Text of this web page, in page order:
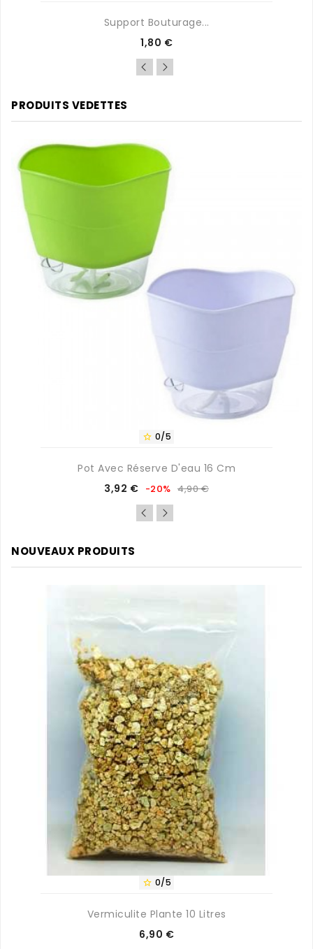
Support Bouturage...
Prix
1,80 €
PRODUITS VEDETTES
 0/5
Pot Avec Réserve D'eau 16 Cm
Prix
3,92 € Prix
de
base
-20% 4,90 €
NOUVEAUX PRODUITS
 0/5
Vermiculite Plante 10 Litres
Prix
6,90 €